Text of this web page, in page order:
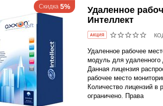
Скидка 5%
Удаленное
Интеллект
AКЦИЯ
Удаленное рабочее
модуль для
Данная лицензия
рабочее место
Количество лицензий в
ограничено. Права